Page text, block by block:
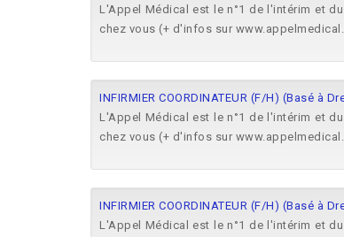
L'Appel Médical est le n°1 de l'intérim et
chez vous (+ d'infos sur
INFIRMIER COORDINATEUR (F/H) (Basé à
L'Appel Médical est le n°1 de l'intérim et
chez vous (+ d'infos sur
INFIRMIER COORDINATEUR (F/H) (Basé à
L'Appel Médical est le n°1 de l'intérim et